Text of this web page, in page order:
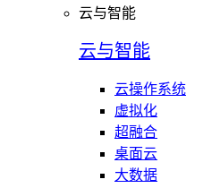
云与智能
云与智能
云操作系统
虚拟化
超融合
桌面云
大数据